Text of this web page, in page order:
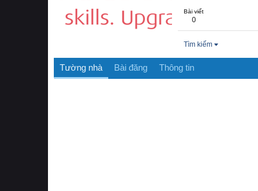
Bài viết
0
Tìm kiếm
Tường nhà Bài đăng Thông tin